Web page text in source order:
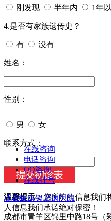
刚发现 半年内 1年
4.是否有家族遗传史？
有 没有
姓名：
性别：
男 女
今天日期：
联系方式：
温馨提示：您所填的信息我们
人信息我们承诺绝对保密！
在线咨询
电话咨询
QQ咨询
在线挂号
成都银康银屑病医院
成都市青羊区锦里中路18号（